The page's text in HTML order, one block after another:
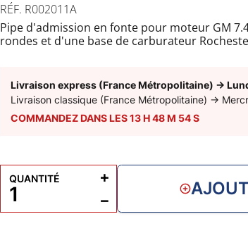
RÉF. R002011A
Pipe d'admission en fonte pour moteur GM
rondes et d'une base de carburateur
- TBI
Livraison express (France Métropolitaine) →
Livraison classique (France Métropolitaine) →
COMMANDEZ DANS LES 13H48M 53S
QUANTITÉ
−
+